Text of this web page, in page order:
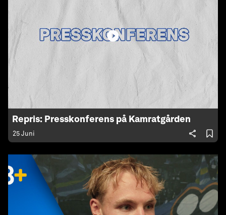
Repris: Presskonferens på Kamratgården
25 Juni